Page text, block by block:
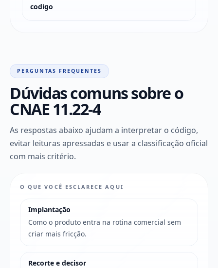
codigo
PERGUNTAS FREQUENTES
Dúvidas comuns sobre o
CNAE 11.22-4
As respostas abaixo ajudam a interpretar o código,
evitar leituras apressadas e usar a classificação oficial
com mais critério.
O QUE VOCÊ ESCLARECE AQUI
Implantação
Como o produto entra na rotina comercial sem
criar mais fricção.
Recorte e decisor